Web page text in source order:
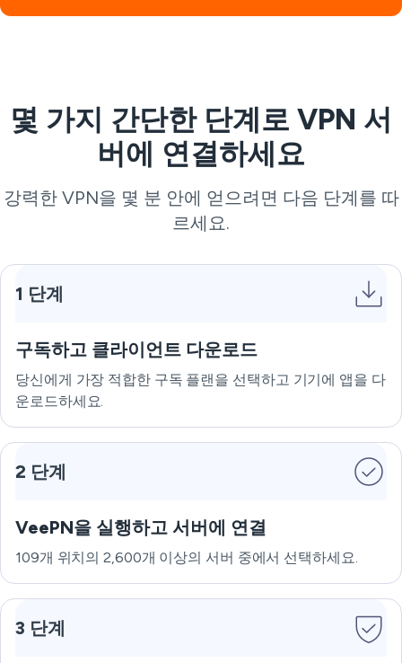
몇 가지 간단한 단계로 VPN 서
버에 연결하세요
강력한 VPN을 몇 분 안에 얻으려면 다음 단계를 따
르세요.
1 단계
구독하고 클라이언트 다운로드
당신에게 가장 적합한 구독 플랜을 선택하고 기기에 앱을 다
운로드하세요.
2 단계
VeePN을 실행하고 서버에 연결
109개 위치의 2,600개 이상의 서버 중에서 선택하세요.
3 단계